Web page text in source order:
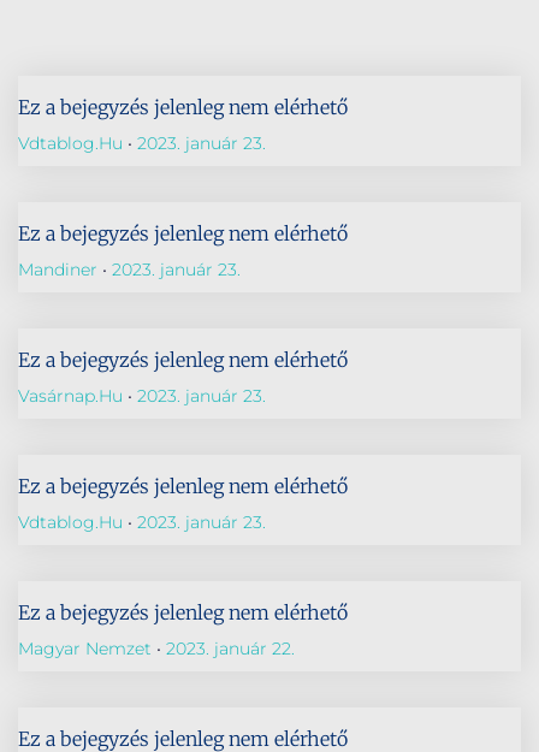
Ez a bejegyzés jelenleg nem elérhető
Vdtablog.hu 2023. január 23.
Ez a bejegyzés jelenleg nem elérhető
Mandiner 2023. január 23.
Ez a bejegyzés jelenleg nem elérhető
Vasárnap.hu 2023. január 23.
Ez a bejegyzés jelenleg nem elérhető
Vdtablog.hu 2023. január 23.
Ez a bejegyzés jelenleg nem elérhető
Magyar Nemzet 2023. január 22.
Ez a bejegyzés jelenleg nem elérhető